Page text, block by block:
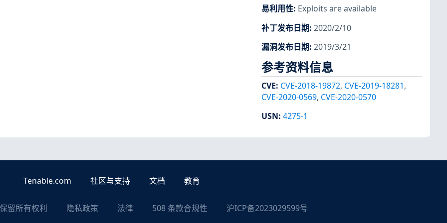
易利用性: Exploits are available
补丁发布日期: 2020/2/10
漏洞发布日期: 2019/3/21
参考资料信息
CVE: CVE-2018-19872, CVE-2019-18281,
CVE-2020-0569, CVE-2020-0570
USN: 4275-1
Tenable.com 社区与支持 文档 教育
留所有权利 隐私政策 法律 508 条款合规性 沪ICP备2023029599号